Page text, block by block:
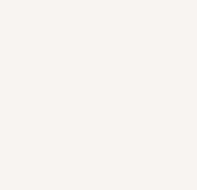
別戀，她頭也不回找新
最推純愛GL漫畫！
〃°ω°〃)♡→
屍櫃？！
自主追逐著她……